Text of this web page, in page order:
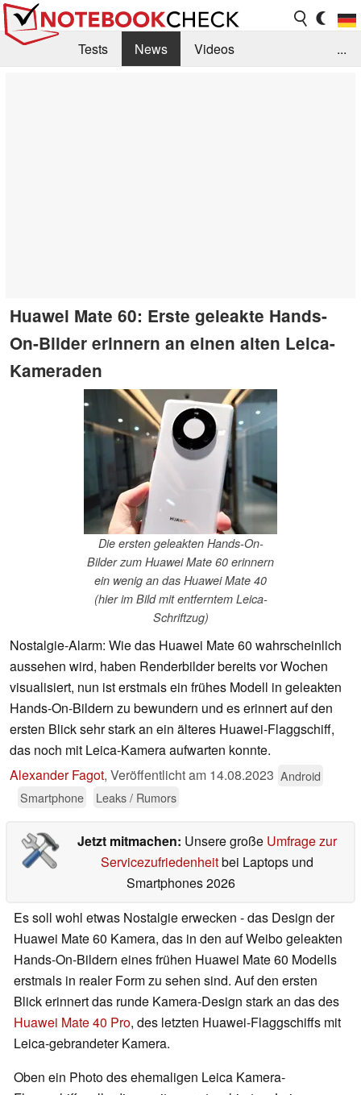
Tests News
Videos
...
Huawei Mate 60: Erste geleakte Hands-
On-Bilder erinnern an einen alten Leica-
Kameraden
Die ersten geleakten Hands-On-
Bilder zum Huawei Mate 60 erinnern
ein wenig an das Huawei Mate 40
(hier im Bild mit entferntem Leica-
Schriftzug)
Nostalgie-Alarm: Wie das Huawei Mate 60 wahrscheinlich
aussehen wird, haben Renderbilder bereits vor Wochen
visualisiert, nun ist erstmals ein frühes Modell in geleakten
Hands-On-Bildern zu bewundern und es erinnert auf den
ersten Blick sehr stark an ein älteres Huawei-Flaggschiff,
das noch mit Leica-Kamera aufwarten konnte.
Alexander Fagot, Veröffentlicht am 14.08.2023 Android
Smartphone
Leaks / Rumors
Jetzt mitmachen: Unsere große Umfrage zur
Servicezufriedenheitbei Laptops und
Smartphones 2026
Es soll wohl etwas Nostalgie erwecken - das Design der
Huawei Mate 60 Kamera, das in den auf Weibo geleakten
Hands-On-Bildern eines frühen Huawei Mate 60 Modells
erstmals in realer Form zu sehen sind. Auf den ersten
Blick erinnert das runde Kamera-Design stark an das des
Huawei Mate 40 Pro, des letzten Huawei-Flaggschiffs mit
Leica-gebrandeter Kamera.
Oben ein Photo des ehemaligen Leica Kamera-